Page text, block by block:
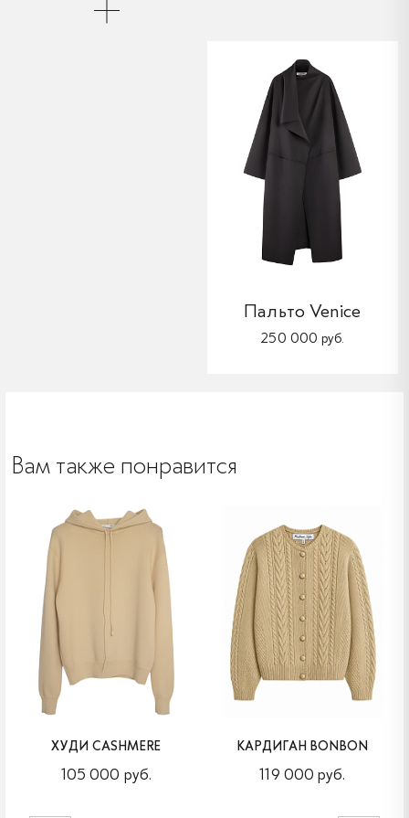
Пальто Venice
250 000 руб.
Вам также понравится
ХУДИ CASHMERE
105 000 руб.
КАРДИГАН BONBON
119 000 руб.